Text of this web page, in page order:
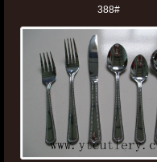
388#